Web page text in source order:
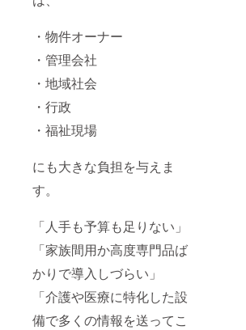
・物件オーナー
・管理会社
・地域社会
・行政
・福祉現場
にも大きな負担を与えま
す。
「人手も予算も足りない」
「家族間用か高度専門品ば
かりで導入しづらい」
「介護や医療に特化した設
備で多くの情報を送ってこ